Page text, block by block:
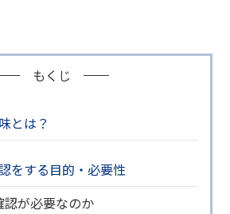
もくじ
とは？
をする目的・必要性
認が必要なのか